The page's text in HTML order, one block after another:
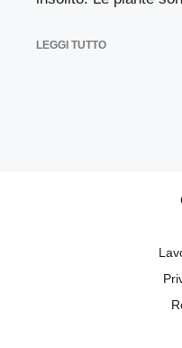
LEGGI TUTTO